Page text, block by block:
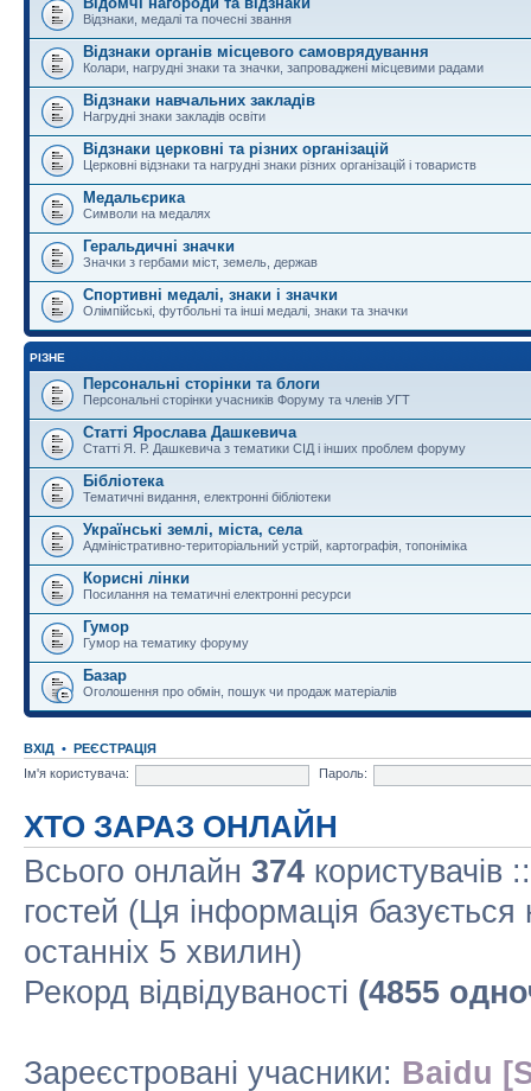
Відзнаки, медалі та почесні звання
Відзнаки органів місцевого самоврядування
Колари, нагрудні знаки та значки, запроваджені місцевими радами
Відзнаки навчальних закладів
Нагрудні знаки закладів освіти
Відзнаки церковні та різних організацій
Церковні відзнаки та нагрудні знаки різних організацій і товариств
Медальєрика
Символи на медалях
Геральдичні значки
Значки з гербами міст, земель, держав
Спортивні медалі, знаки і значки
Олімпійські, футбольні та інші медалі, знаки та значки
РІЗНЕ
Персональні сторінки та блоги
Персональні сторінки учасників Форуму та членів УГТ
Статті Ярослава Дашкевича
Статті Я. Р. Дашкевича з тематики СІД і інших проблем форуму
Бібліотека
Тематичні видання, електронні бібліотеки
Українські землі, міста, села
Адміністративно-територіальний устрій, картографія, топоніміка
Корисні лінки
Посилання на тематичні електронні ресурси
Гумор
Гумор на тематику форуму
Базар
Оголошення про обмін, пошук чи продаж матеріалів
ВХІД • РЕЄСТРАЦІЯ
Ім'я користувача:
Пароль:
ХТО ЗАРАЗ ОНЛАЙН
Всього онлайн 374 користувачів
гостей (Ця інформація базується
останніх 5 хвилин)
Рекорд відвідуваності (4855
Зареєстровані учасники: Baidu